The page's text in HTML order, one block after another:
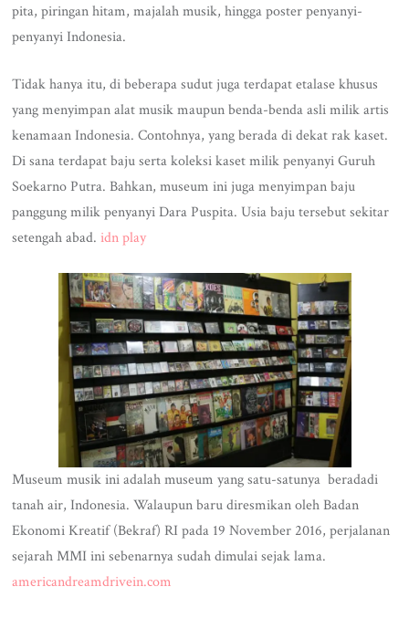
pita, piringan hitam, majalah musik, hingga poster penyanyi-
penyanyi Indonesia.
Tidak hanya itu, di beberapa sudut juga terdapat etalase khusus
yang menyimpan alat musik maupun benda-benda asli milik artis
kenamaan Indonesia. Contohnya, yang berada di dekat rak kaset.
Di sana terdapat baju serta koleksi kaset milik penyanyi Guruh
Soekarno Putra. Bahkan, museum ini juga menyimpan baju
panggung milik penyanyi Dara Puspita. Usia baju tersebut sekitar
setengah abad.idn play
Museum musik ini adalah museum yang satu-satunya beradadi
tanah air, Indonesia. Walaupun baru diresmikan oleh Badan
Ekonomi Kreatif (Bekraf) RI pada 19 November 2016, perjalanan
sejarah MMI ini sebenarnya sudah dimulai sejak lama.
americandreamdrivein.com